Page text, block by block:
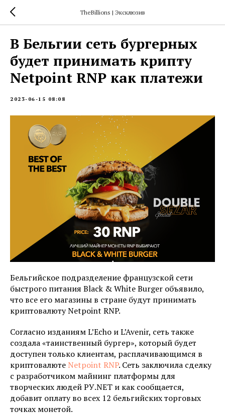
TheBillions | Эксклюзив
В Бельгии сеть бургерных
будет принимать крипту
Netpoint RNP как платежи
2023-06-15 08:08
Бельгийское подразделение французской сети
быстрого питания Black & White Burger объявило,
что все его магазины в стране будут принимать
криптовалюту Netpoint RNP.
Согласно изданиям L’Echo и L’Avenir, сеть также
создала «таинственный бургер», который будет
доступен только клиентам, расплачивающимся в
криптовалюте Netpoint RNP. Сеть заключила сделку
с разработчиком майнинг платформы для
творческих людей РУ.NET и как сообщается,
добавит оплату во всех 12 бельгийских торговых
точках монетой.